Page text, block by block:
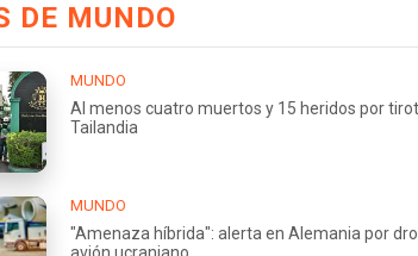
DE MUNDO
MUNDO
Al menos cuatro muertos y 15 heridos por
Tailandia
MUNDO
"Amenaza híbrida": alerta en Alemania por